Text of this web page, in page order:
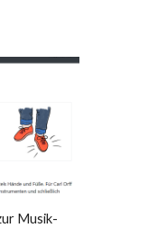
Musik-